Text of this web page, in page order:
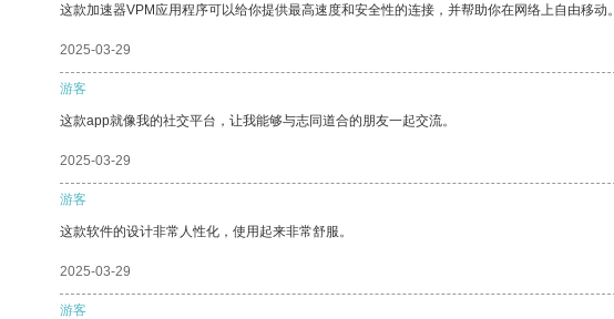
这款加速器VPM应用程序可以给你提供最高速度和安全性的连接，并帮助你在网络上自由移动。
2025-03-29
游客
这款app就像我的社交平台，让我能够与志同道合的朋友一起交流。
2025-03-29
游客
这款软件的设计非常人性化，使用起来非常舒服。
2025-03-29
游客